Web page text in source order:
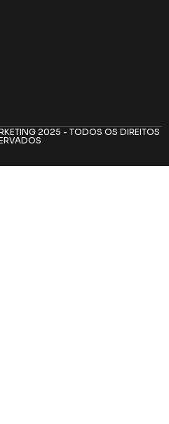
2025 - TODOS OS DIREITOS